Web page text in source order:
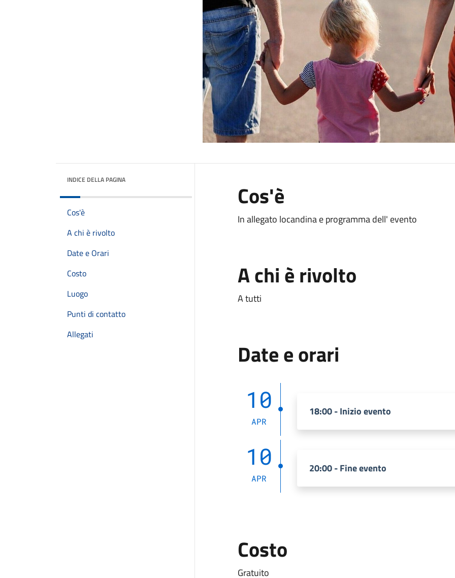
INDICE DELLA PAGINA
Cos'è
A chi è rivolto
Date e Orari
Costo
Luogo
Punti di contatto
Allegati
Cos'è
In allegato locandina e programma dell' evento
A chi è rivolto
A tutti
Date e orari
10
APR
18:00 - Inizio evento
10
APR
20:00 - Fine evento
Costo
Gratuito